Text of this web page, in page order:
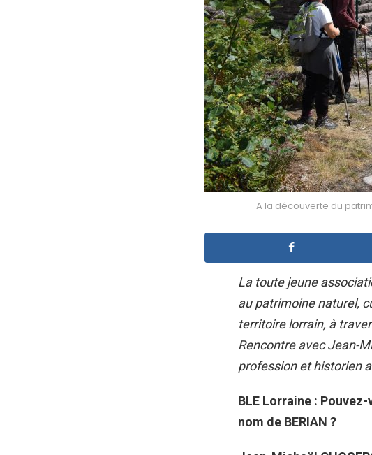
A la découverte du
La toute jeune
au patrimoine naturel,
territoire lorrain, à
Rencontre avec Jean-
profession et historien
BLE Lorraine :
nom de BERIAN ?